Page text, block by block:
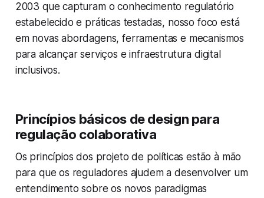
2003 que capturam o conhecimento regulatório
estabelecido e práticas testadas, nosso foco está
em novas abordagens, ferramentas e mecanismos
para alcançar serviços e infraestrutura digital
inclusivos.
Princípios básicos de design para
regulação colaborativa
Os princípios dos projeto de políticas estão à mão
para que os reguladores ajudem a desenvolver um
entendimento sobre os novos paradigmas